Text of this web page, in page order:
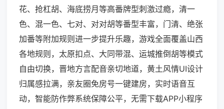
花、抢杠胡、海底捞月等高番牌型刺激过瘾，清一
色、混一色、七对、对对胡等番型丰富，门清、绝张
加番等附加规则进一步提升乐趣，游戏全面覆盖山西
各地规则，太原扣点、大同带混、运城推倒胡等模式
自由切换，晋地方言配音亲切地道，黄土风情UI设计
归属感拉满，亲友圈免房号一键建房，实时语音互
动，智能防作弊系统保障公平，无需下载APP小程序